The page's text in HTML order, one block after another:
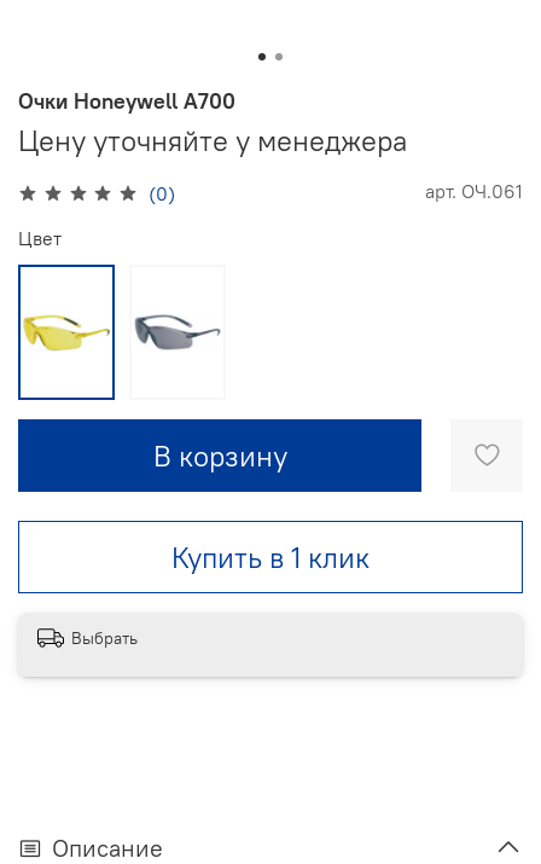
(0) арт. ОЧ.061
Очки Honeywell А700
Цену уточняйте у менеджера
В корзину
Купить в 1 клик
Цвет
Выбрать
Описание